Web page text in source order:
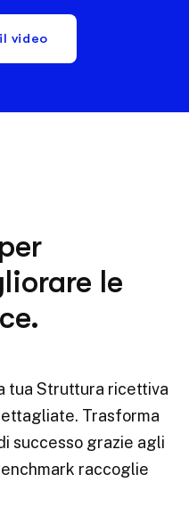
video
le
tua Struttura ricettiva
Trasforma
successo grazie agli
raccoglie